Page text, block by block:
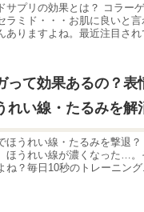
サプリの効果とは？ コラー
ラミド・・・お肌に良いと
ありますよね。最近注目され
って効果あるの？表
れい線・たるみを解
ほうれい線・たるみを撃退
ほうれい線が濃くなった…。
ね？毎日10秒のトレーニング